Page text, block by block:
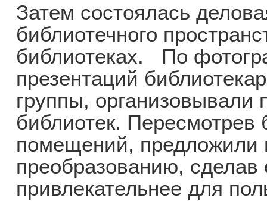
Затем состоялась
библиотечного
библиотеках. По
презентаций
группы, организовывали
библиотек. Пересмотрев
помещений, предложили
преобразованию, сделав
привлекательнее для